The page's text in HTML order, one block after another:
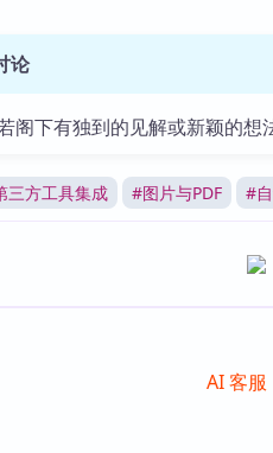
论
阁下有独到的见解或新颖的想
三方工具集成 #图片与PDF #
AI 客服